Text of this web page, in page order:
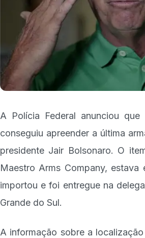
A Polícia Federal anunciou
conseguiu apreender a última
presidente Jair Bolsonaro. O
Maestro Arms Company,
importou e foi entregue na
Grande do Sul.
A informação sobre a